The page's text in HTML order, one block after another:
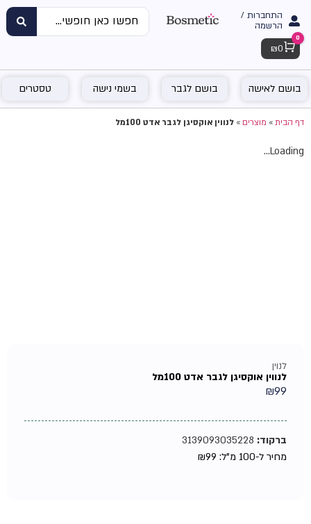
התחברות /
הרשמה
Cart
0
₪ 0
בושם לאישה בושם לגבר בשמי נישה טסטרים
דף הבית»מוצרים»לנווין אוקסיגן לגבר אדט 100מל
Loading...
לנוין
לנווין אוקסיגן לגבר אדט 100מל
₪99
ברקוד:3139093035228
מחיר ל-100 מ"ל:
₪99